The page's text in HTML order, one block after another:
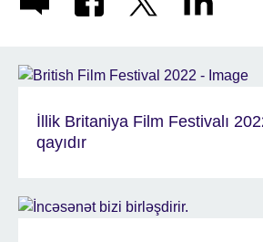
İllik Britaniya Film Festivalı
qayıdır